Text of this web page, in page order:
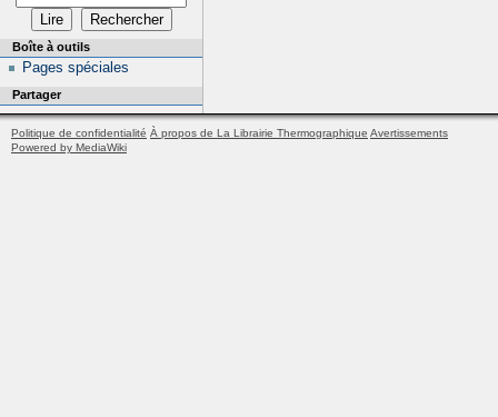
Boîte à outils
Pages spéciales
Partager
Politique de confidentialité À propos de La Librairie Thermographique Avertissements
Powered by MediaWiki